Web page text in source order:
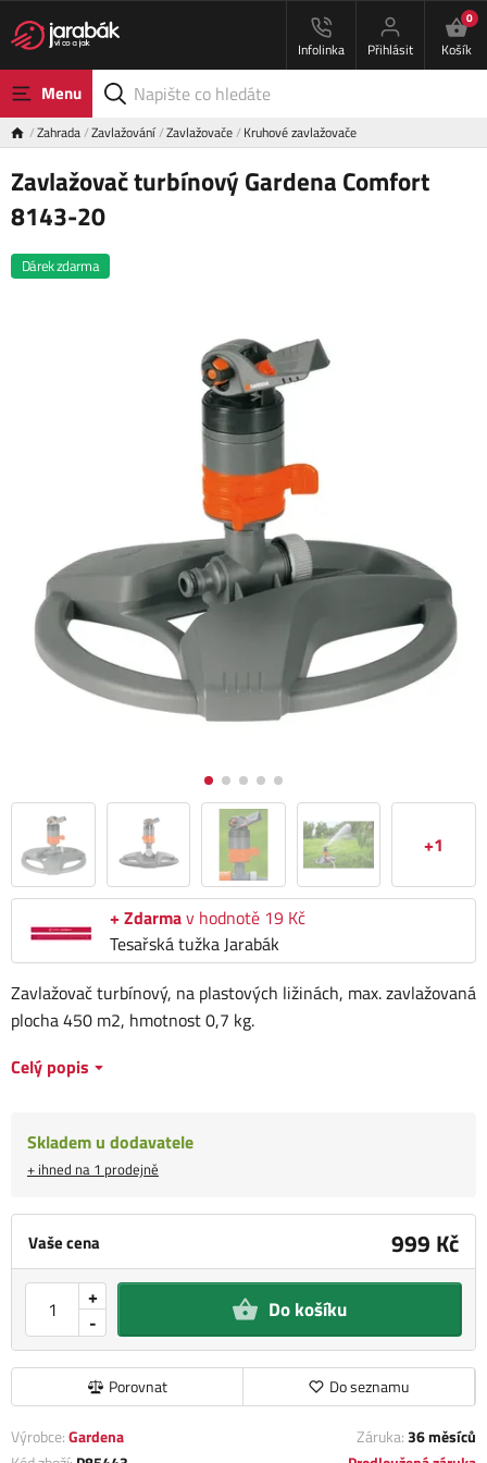
Infolinka Přihlásit
0
Košík
Menu
Zahrada Zavlažování Zavlažovače Kruhové zavlažovače
Zavlažovač turbínový Gardena Comfort
8143-20
Dárek zdarma
+1
+ Zdarmav hodnotě 19 Kč
Tesařská tužka Jarabák
Vaše cena 999 Kč
-
+ Do košíku
Porovnat Do seznamu
Zavlažovač turbínový, na plastových ližinách, max. zavlažovaná
plocha 450 m2, hmotnost 0,7 kg.
Celý popis
Skladem u dodavatele
+ ihned na 1 prodejně
Výrobce:Gardena Záruka:36 měsíců